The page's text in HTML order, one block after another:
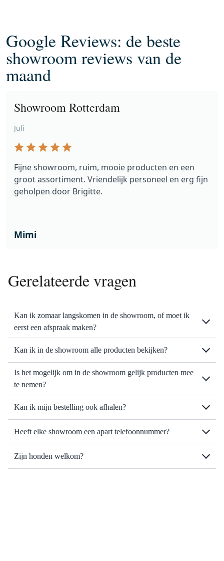
Google Reviews: de beste
showroom reviews van de
maand
Showroom Rotterdam
Juli
Fijne showroom, ruim, mooie producten en een
groot assortiment. Vriendelijk personeel en erg fijn
geholpen door Brigitte.
Mimi
Gerelateerde vragen
Kan ik zomaar langskomen in de showroom, of moet ik
eerst een afspraak maken?
Kan ik in de showroom alle producten bekijken?
Is het mogelijk om in de showroom gelijk producten mee
te nemen?
Kan ik mijn bestelling ook afhalen?
Heeft elke showroom een apart telefoonnummer?
Zijn honden welkom?